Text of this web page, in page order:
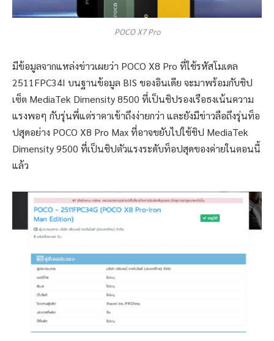
POCO X7 Pro
มีข้อมูลจากแหล่งข่าวเผยว่า POCO X8 Pro ที่ใช้รหัสโมเดล
2511FPC34I บนฐานข้อมูล BIS ของอินเดีย จะมาพร้อมกับชิป
เซ็ต MediaTek Dimensity 8500 ที่เป็นชิปรองเรือธงเน้นความ
แรงพอๆ กับรุ่นพี่แต่ราคาเข้าถึงง่ายกว่า และยังมีข่าวลือถึงรุ่นท็อ
ปสุดอย่าง POCO X8 Pro Max ที่อาจขยับไปใช้ชิป MediaTek
Dimensity 9500 ที่เป็นชิปตัวแรงระดับท็อปสุดของค่ายในตอนนี้
แล้ว